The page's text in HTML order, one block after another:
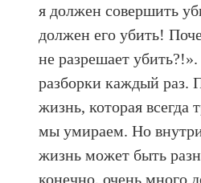
я должен совершить
должен его убить!
не разрешает
разборки каждый раз.
жизнь, которая всегда
мы умираем. Но
жизнь может быть
конечно, очень много